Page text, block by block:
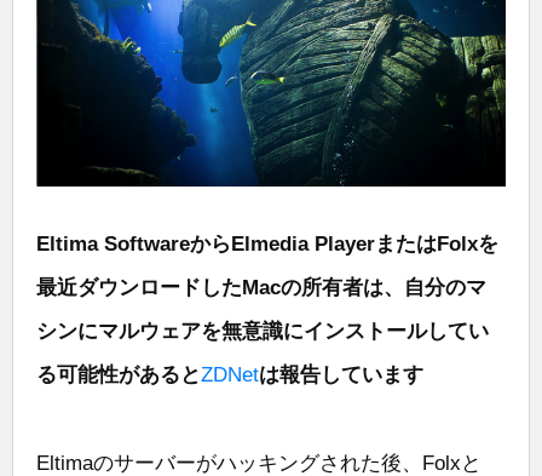
Eltima SoftwareからElmedia PlayerまたはFolxを
最近ダウンロードしたMacの所有者は、自分のマ
シンにマルウェアを無意識にインストールしてい
る可能性があるとZDNetは報告しています
Eltimaのサーバーがハッキングされた後、Folxと